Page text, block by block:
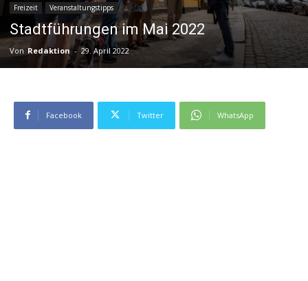
Freizeit Veranstaltungstipps
Stadtführungen im Mai 2022
Von Redaktion - 29. April 2022
Facebook Twitter WhatsApp